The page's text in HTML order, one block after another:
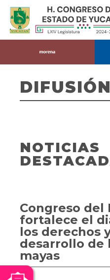
DIFUSIÓN
NOTICIAS
Congreso del
fortalece el
los derechos
desarrollo de
mayas